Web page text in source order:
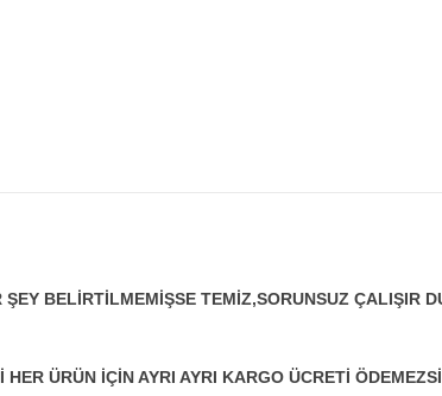
BELİRTİLMEMİŞSE TEMİZ,SORUNSUZ ÇALIŞIR
ÜRÜN İÇİN AYRI AYRI KARGO ÜCRETİ